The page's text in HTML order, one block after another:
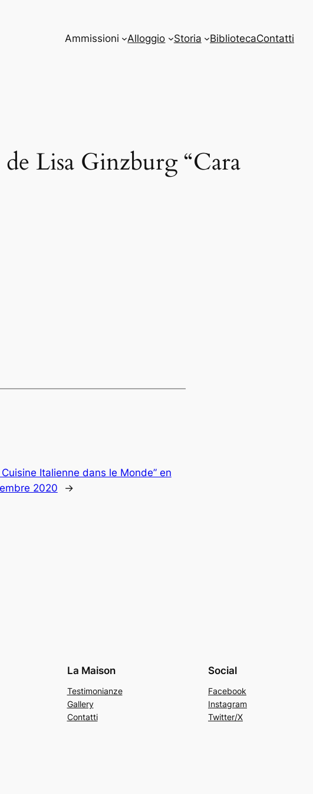
Ammissioni Alloggio Storia BibliotecaContatti
Lisa Ginzburg “Cara
Italienne dans le Monde” en
2020
→
La Maison
Testimonianze
Gallery
Contatti
Social
Facebook
Instagram
Twitter/X